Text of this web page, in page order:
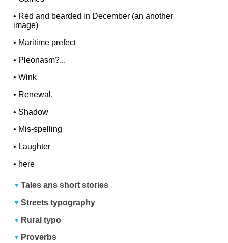
• Red and bearded in December (an another
image)
• Maritime prefect
• Pleonasm?...
•Wink
• Renewal.
• Shadow
• Mis-spelling
• Laughter
• here
Tales ans short stories
Streets typography
Rural typo
Proverbs